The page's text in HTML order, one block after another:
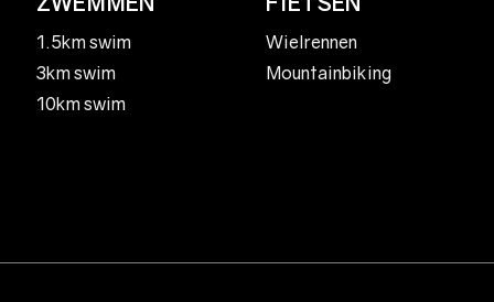
1.5km swim
3km swim
10km swim
Wielrennen
Mountainbiking